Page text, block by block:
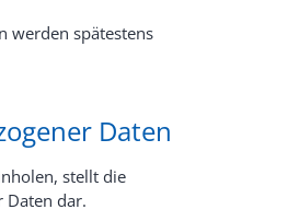
werden spätestens
Daten
stellt die
Daten dar.